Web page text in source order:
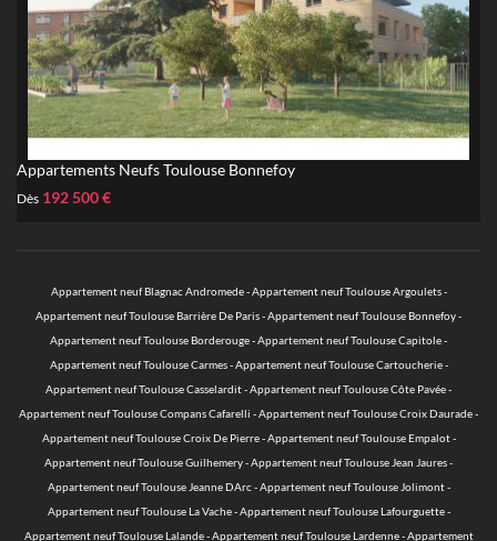
Appartements Neufs Toulouse Bonnefoy
Dès 192 500 €
Appartement neuf Blagnac Andromede-Appartement neuf Toulouse Argoulets-
Appartement neuf Toulouse Barrière De Paris-Appartement neuf Toulouse Bonnefoy-
Appartement neuf Toulouse Borderouge-Appartement neuf Toulouse Capitole-
Appartement neuf Toulouse Carmes-Appartement neuf Toulouse Cartoucherie-
Appartement neuf Toulouse Casselardit-Appartement neuf Toulouse Côte Pavée-
Appartement neuf Toulouse Compans Cafarelli -Appartement neuf Toulouse Croix Daurade-
Appartement neuf Toulouse Croix De Pierre-Appartement neuf Toulouse Empalot-
Appartement neuf Toulouse Guilhemery-Appartement neuf Toulouse Jean Jaures-
Appartement neuf Toulouse Jeanne DArc-Appartement neuf Toulouse Jolimont-
Appartement neuf Toulouse La Vache-Appartement neuf Toulouse Lafourguette-
Appartement neuf Toulouse Lalande-Appartement neuf Toulouse Lardenne-Appartement